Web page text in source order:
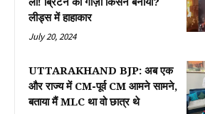
लो! ब्रिटेन को गाज़ा किसने बनाया?
लीड्स में हाहाकार
July 20, 2024
UTTARAKHAND BJP: अब एक
और राज्य में CM-पूर्व CM आमने सामने,
बताया मैं MLC था वो छात्र थे